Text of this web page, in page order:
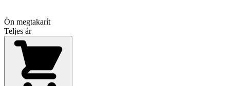
Ön megtakarít
Teljes ár